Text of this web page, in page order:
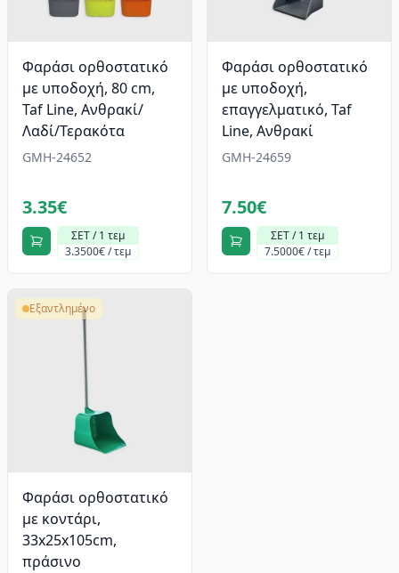
Φαράσι ορθοστατικό
με υποδοχή, 80 cm,
Taf Line, Ανθρακί/
Λαδί/Τερακότα
GMH-24652
3.35€
ΣΕΤ / 1 τεμ
3.3500€ / τεμ
Φαράσι ορθοστατικό
με υποδοχή,
επαγγελματικό, Taf
Line, Ανθρακί
GMH-24659
7.50€
ΣΕΤ / 1 τεμ
7.5000€ / τεμ
Φαράσι ορθοστατικό
με κοντάρι,
33x25x105cm,
πράσινο
Εξαντλημένο